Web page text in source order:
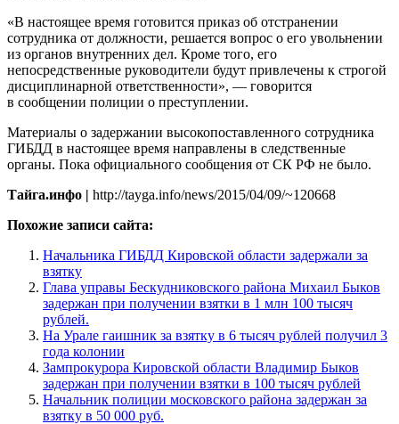
«В настоящее время готовится приказ об отстранении
сотрудника от должности, решается вопрос о его увольнении
из органов внутренних дел. Кроме того, его
непосредственные руководители будут привлечены к строгой
дисциплинарной ответственности», — говорится
в сообщении полиции о преступлении.
Материалы о задержании высокопоставленного сотрудника
ГИБДД в настоящее время направлены в следственные
органы. Пока официального сообщения от СК РФ не было.
Тайга.инфо | http://tayga.info/news/2015/04/09/~120668
Похожие записи сайта:
Начальника ГИБДД Кировской области задержали за
взятку
Глава управы Бескудниковского района Михаил Быков
задержан при получении взятки в 1 млн 100 тысяч
рублей.
На Урале гаишник за взятку в 6 тысяч рублей получил 3
года колонии
Зампрокурора Кировской области Владимир Быков
задержан при получении взятки в 100 тысяч рублей
Начальник полиции московского района задержан за
взятку в 50 000 руб.